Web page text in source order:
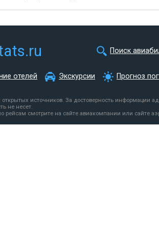
Поиск
отелей Экскурсии Прогноз
открытых источников. За достоверность информации
не несет.
смотрите на сайте авиакомпании или сайте